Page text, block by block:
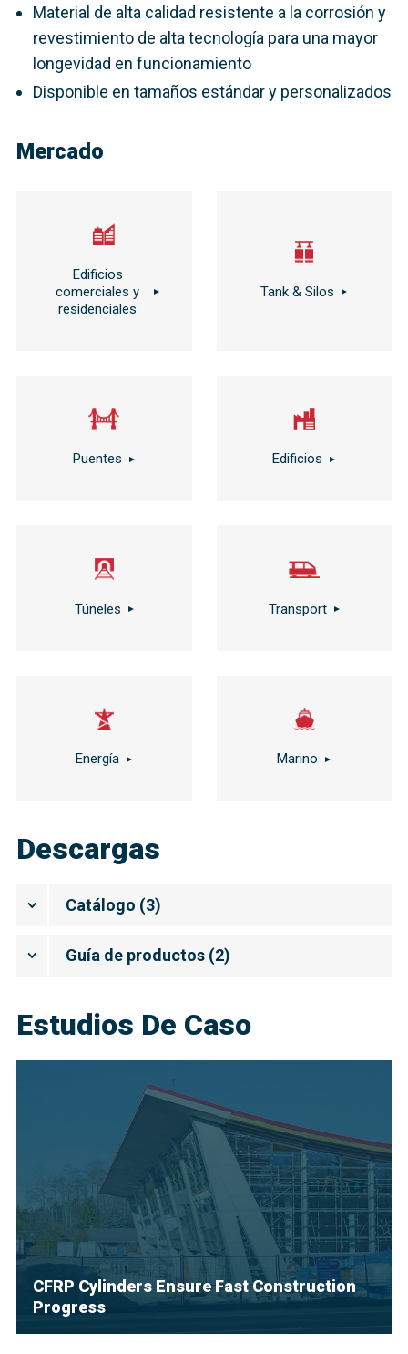
Material de alta calidad resistente a la corrosión y
revestimiento de alta tecnología para una mayor
longevidad en funcionamiento
Disponible en tamaños estándar y personalizados
Mercado
Edificios
comerciales y
residenciales
Tank & Silos
Puentes Edificios
Túneles Transport
Energía Marino
Descargas
Catálogo (3)
Guía de productos (2)
Estudios De Caso
CFRP Cylinders Ensure Fast Construction
Progress